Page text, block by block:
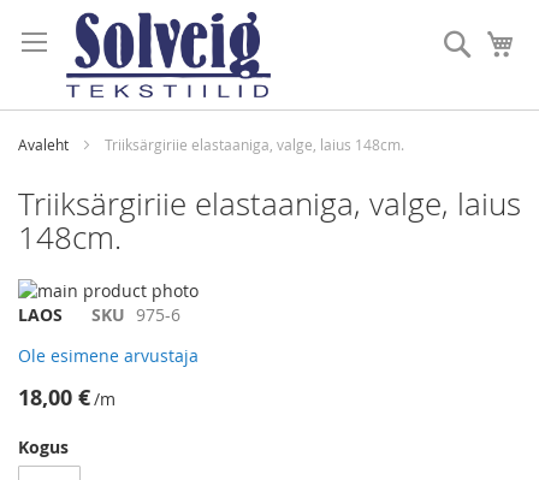
to
Content
Otsi
Avaleht Triiksärgiriie elastaaniga, valge, laius 148cm.
Triiksärgiriie elastaaniga, valge, laius
148cm.
Skip
to
end
of
the
gallery
Skip
the
beginning
of
images
LAOS SKU 975-6
Ole esimene arvustaja
18,00 €/m
Kogus